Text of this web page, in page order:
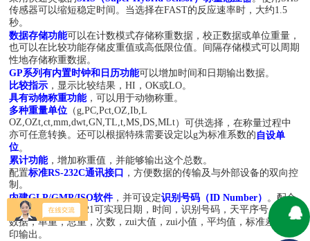
传感器可以缩短稳定时间。当选择在FAST的反应速率时，大约1.5
秒。
数据存储功能可以在计数模式存储称重数据，校正数据或单位重量，
也可以在比较功能存储皮重值或高低限位值。间隔存储模式可以周期
性地存储称重数据。
GP系列有内置时钟和日历功能可以增加时间和日期输出数据。
比较指示 ，显示比较结果，HI，OK或LO。
具有动物称重功能，可以用于动物称重。
多种重量单位 （g,PC,Pct,OZ,Ib,L
OZ,OZt,ct,mm,dwt,GN,TL,t,MS,DS,MLt）可供选择，在称量过程中
亦可任意转换。还可以根据特殊需要设定以g为标准系数的 自设单
位。
累计功能，增加称重值，并能够输出这个总数。
配置标准RS-232C通讯接口 ，方便数据的传输及与外部设备的双向控
制。
内建GLP/GMP/ISO软件，并可设定识别号码（ID Number） 。配合
原厂打印机AD-8121可实现日期，时间，识别号码，天平序号，校正
数据，单重，总重，次数，zui大值，zui小值，平均值，标准差的打
印输出。